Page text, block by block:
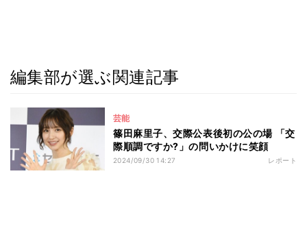
編集部が選ぶ関連記事
芸能
篠田麻里子、交際公表後初の公の場 「交
際順調ですか?」の問いかけに笑顔
2024/09/30 14:27 レポート